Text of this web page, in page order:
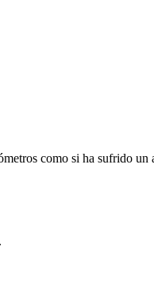
como si ha sufrido